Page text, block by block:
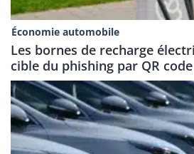
Économie automobile
Les bornes de recharge
cible du phishing par QR code